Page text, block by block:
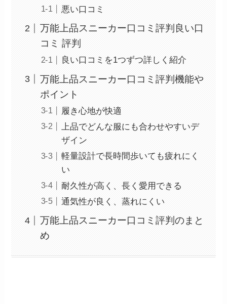
悪い口コミ
万能上品スニーカー口コミ評判良い口
コミ 評判
良い口コミを1つずつ詳しく紹介
万能上品スニーカー口コミ評判機能や
ポイント
履き心地が快適
上品でどんな服にも合わせやすいデ
ザイン
軽量設計で長時間歩いても疲れにく
い
耐久性が高く、長く愛用できる
通気性が良く、蒸れにくい
万能上品スニーカー口コミ評判のまと
め